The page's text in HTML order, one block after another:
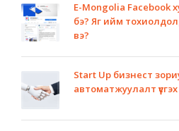
E-Mongolia Facebook
бэ? Яг ийм
вэ?
Start Up бизнест
автоматжуулалт